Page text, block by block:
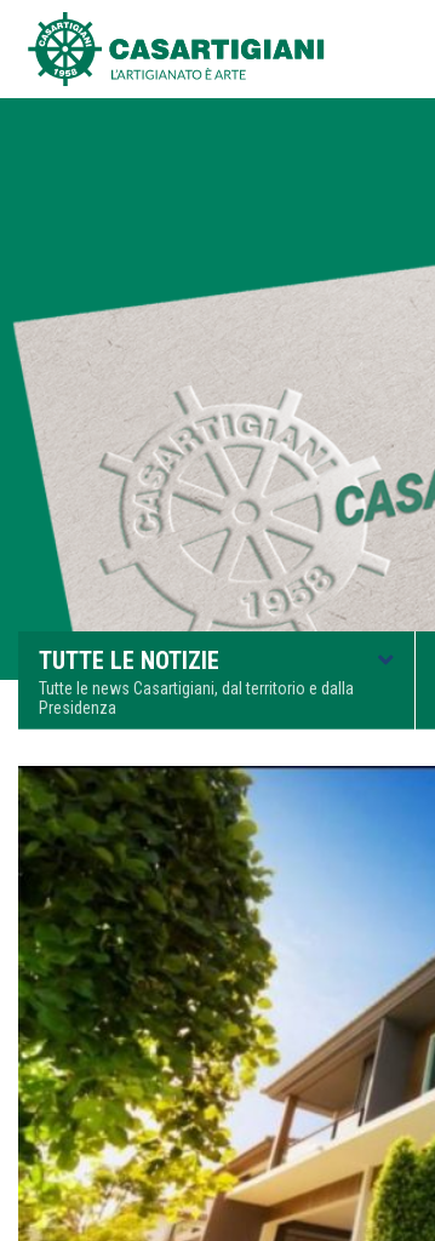
TUTTE LE NOTIZIE
Tutte le news Casartigiani, dal territorio e dalla
Presidenza